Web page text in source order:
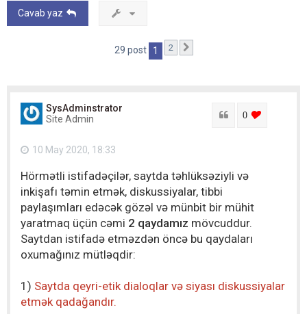
Cavab yaz
29 post 1 2
SysAdminstrator
Site Admin
Sitat
0
10 May 2020, 18:33
Hörmətli istifadəçilər, saytda təhlüksəziyli və
inkişafı təmin etmək, diskussiyalar, tibbi
paylaşımları edəcək gözəl və münbit bir mühit
yaratmaq üçün cəmi 2 qaydamız mövcuddur.
Saytdan istifadə etməzdən öncə bu qaydaları
oxumağınız mütləqdir:
1) Saytda qeyri-etik dialoqlar və siyası diskussiyalar
etmək qadağandır.